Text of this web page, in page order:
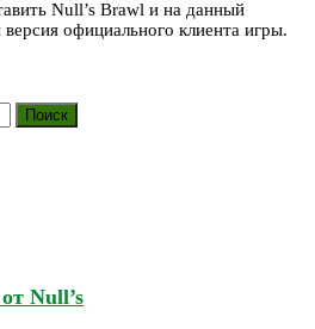
Null’s Brawl и на данный
официального клиента игры.
Null’s